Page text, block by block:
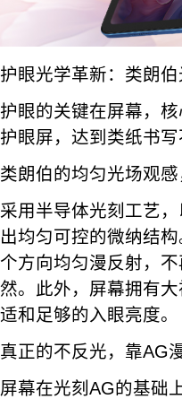
护眼光学革新：类朗
护眼的关键在屏幕，
护眼屏，达到类纸书
类朗伯的均匀光场观
采用半导体光刻工艺
出均匀可控的微纳结
个方向均匀漫反射，
然。此外，屏幕拥有
适和足够的入眼亮度。
真正的不反光，靠AG
屏幕在光刻AG的基础